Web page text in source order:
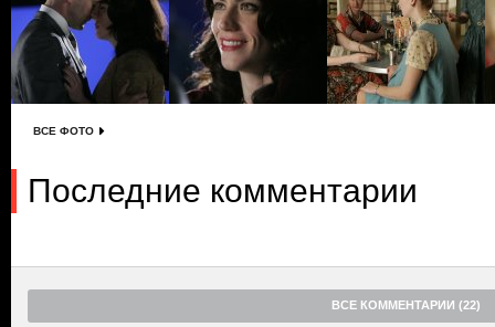
ВСЕ ФОТО
Последние комментарии
ВСЕ КОММЕНТАРИИ (22)